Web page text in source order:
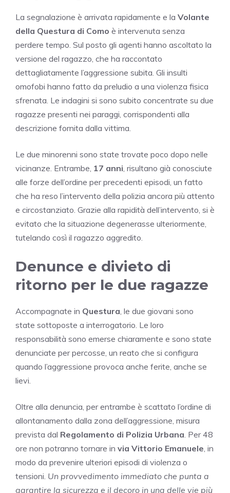
La segnalazione è arrivata rapidamente e la Volante
della Questura di Como è intervenuta senza
perdere tempo. Sul posto gli agenti hanno ascoltato la
versione del ragazzo, che ha raccontato
dettagliatamente l’aggressione subita. Gli insulti
omofobi hanno fatto da preludio a una violenza fisica
sfrenata. Le indagini si sono subito concentrate su due
ragazze presenti nei paraggi, corrispondenti alla
descrizione fornita dalla vittima.
Le due minorenni sono state trovate poco dopo nelle
vicinanze. Entrambe, 17 anni , risultano già conosciute
alle forze dell’ordine per precedenti episodi, un fatto
che ha reso l’intervento della polizia ancora più attento
e circostanziato. Grazie alla rapidità dell’intervento, si è
evitato che la situazione degenerasse ulteriormente,
tutelando così il ragazzo aggredito.
Denunce e divieto di
ritorno per le due ragazze
Accompagnate in Questura , le due giovani sono
state sottoposte a interrogatorio. Le loro
responsabilità sono emerse chiaramente e sono state
denunciate per percosse, un reato che si configura
quando l’aggressione provoca anche ferite, anche se
lievi.
Oltre alla denuncia, per entrambe è scattato l’ordine di
allontanamento dalla zona dell’aggressione, misura
prevista dal Regolamento di Polizia Urbana . Per 48
ore non potranno tornare in via Vittorio Emanuele , in
modo da prevenire ulteriori episodi di violenza o
tensioni. Un provvedimento immediato che punta a
garantire la sicurezza e il decoro in una delle vie più